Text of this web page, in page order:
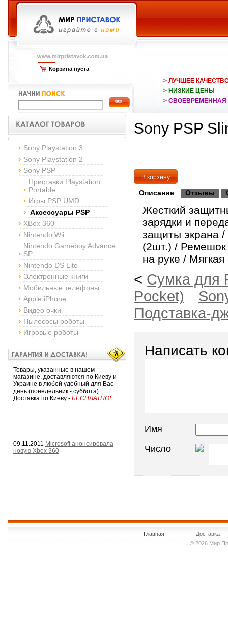
Корзина пуста
> ЛУЧШЕЕ
> НИЗКИЕ ЦЕНЫ
> СВОЕВРЕМЕННАЯ
Sony Playstation 3
Sony Playstation 2
Sony PSP
Приставки Playstation
Portable
Игры PSP UMD
Аксессуары PSP
XBox 360
Nintendo Wii
Nintendo Gameboy Advance
SP
Nintendo DS Lite
Электронные книги
Мобильные телефоны
Apple iPhone
Видео очки
Пылесосы роботы
Игровые роботы
Товары, указанные в нашем
магазине, доставляются по Киеву и
Украине в любой удобный для Вас
день (понедельник - суббота).
Доставка по Киеву - БЕСПЛАТНО!
09.11.2011 Microsoft анонсировала
новую Xbox 360
Sony PSP
Описание Отзывы
Жесткий
зарядки и
защиты экрана /
(2шт.) /
на руке /
< Сумка для
Pocket)
Подставка-
Написать
Имя
Число
Главная
Доставка
© 2026 Мир